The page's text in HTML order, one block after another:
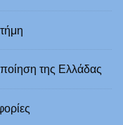
της Ελλάδας